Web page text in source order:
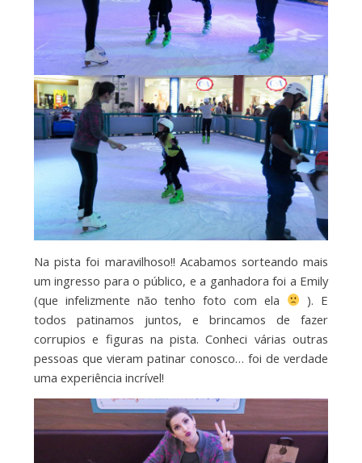
Na pista foi maravilhoso!! Acabamos sorteando mais
um ingresso para o público, e a ganhadora foi a Emily
(que infelizmente não tenho foto com ela
). E
todos patinamos juntos, e brincamos de fazer
corrupios e figuras na pista. Conheci várias outras
pessoas que vieram patinar conosco… foi de verdade
uma experiência incrível!